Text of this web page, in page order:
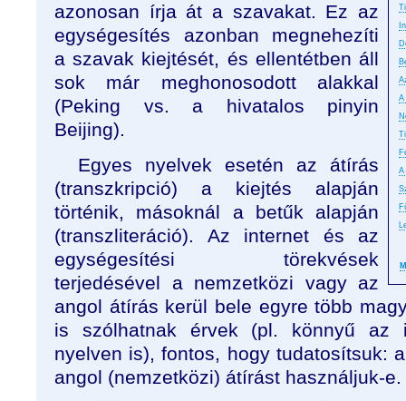
A
A
azonosan írja át a szavakat. Ez az
egységesítés azonban megnehezíti
a szavak kiejtését, és ellentétben áll
sok már meghonosodott alakkal
(Peking vs. a hivatalos pinyin
Beijing).
Egyes nyelvek esetén az átírás
(transzkripció) a kiejtés alapján
történik, másoknál a betűk alapján
(transzliteráció). Az internet és az
egységesítési törekvések
terjedésével a nemzetközi vagy az
angol átírás kerül bele egyre több
is szólhatnak érvek (pl. könnyű az
nyelven is), fontos, hogy tudatosítsuk:
angol (nemzetközi) átírást használjuk-e.